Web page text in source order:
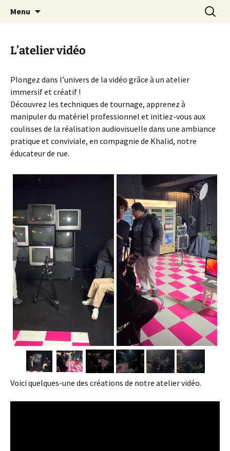
L'Oranger AMO
Actions en Milieu Ouvert
Menu
L’atelier vidéo
Plongez dans l’univers de la vidéo grâce à un atelier
immersif et créatif !
Découvrez les techniques de tournage, apprenez à
manipuler du matériel professionnel et initiez-vous aux
coulisses de la réalisation audiovisuelle dans une ambiance
pratique et conviviale, en compagnie de Khalid, notre
éducateur de rue.
Voici quelques-une des créations de notre atelier vidéo.